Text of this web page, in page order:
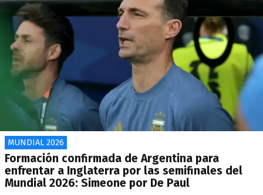
MUNDIAL 2026
Formación confirmada de Argentina para
enfrentar a Inglaterra por las semifinales del
Mundial 2026: Simeone por De Paul